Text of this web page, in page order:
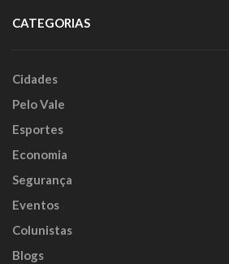
CATEGORIAS
Cidades
Pelo Vale
Esportes
Economia
Segurança
Eventos
Colunistas
Blogs